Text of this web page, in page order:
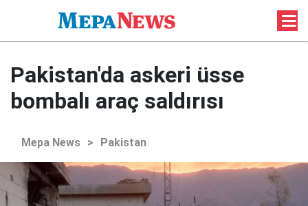
Pakistan'da askeri üsse
bombalı araç saldırısı
Mepa News > Pakistan